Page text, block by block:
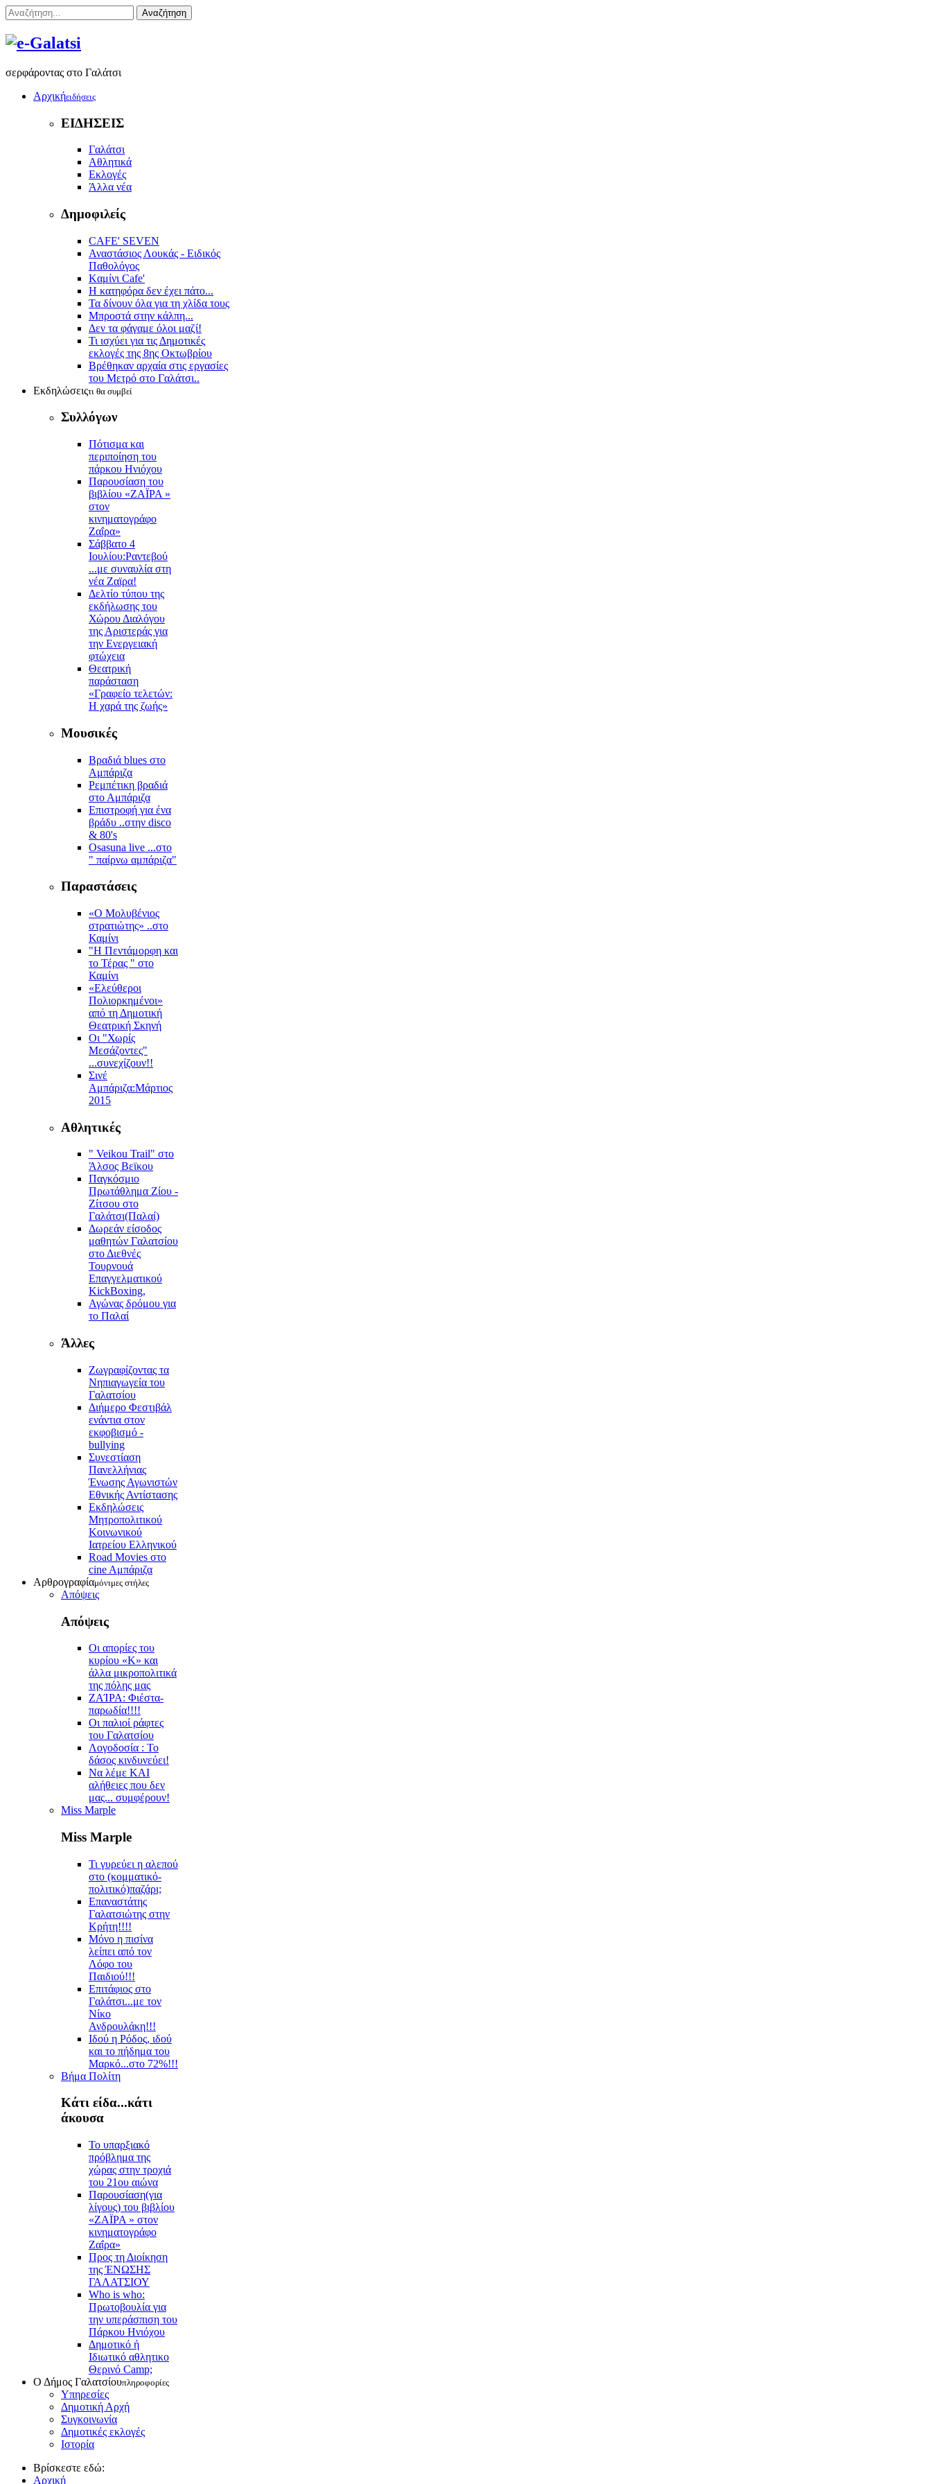
Αναζήτηση
σερφάροντας στο Γαλάτσι
Αρχικήειδήσεις
ΕΙΔΗΣΕΙΣ
Γαλάτσι
Αθλητικά
Εκλογές
Άλλα νέα
Δημοφιλείς
CAFE' SEVEN
Αναστάσιος Λουκάς - Ειδικός
Παθολόγος
Kαμίνι Cafe'
Η κατηφόρα δεν έχει πάτο...
Τα δίνουν όλα για τη χλίδα τους
Μπροστά στην κάλπη...
Δεν τα φάγαμε όλοι μαζί!
Τι ισχύει για τις Δημοτικές
εκλογές της 8ης Οκτωβρίου
Βρέθηκαν αρχαία στις εργασίες
του Μετρό στο Γαλάτσι..
Εκδηλώσειςτι θα συμβεί
Συλλόγων
Πότισμα και
περιποίηση του
πάρκου Ηνιόχου
Παρουσίαση του
βιβλίου «ΖΑΪΡΑ »
στον
κινηματογράφο
Ζαΐρα»
Σάββατο 4
Ιουλίου:Ραντεβού
...με συναυλία στη
νέα Ζαϊρα!
Δελτίο τύπου της
εκδήλωσης του
Χώρου Διαλόγου
της Αριστεράς για
την Ενεργειακή
φτώχεια
Θεατρική
παράσταση
«Γραφείο τελετών:
Η χαρά της ζωής»
Μουσικές
Βραδιά blues στο
Αμπάριζα
Ρεμπέτικη βραδιά
στο Αμπάριζα
Επιστροφή για ένα
βράδυ ..στην disco
& 80's
Osasuna live ...στο
" παίρνω αμπάριζα"
Παραστάσεις
«Ο Μολυβένιος
στρατιώτης» ..στο
Καμίνι
"Η Πεντάμορφη και
το Τέρας " στο
Καμίνι
«Ελεύθεροι
Πολιορκημένοι»
από τη Δημοτική
Θεατρική Σκηνή
Οι "Χωρίς
Μεσάζοντες"
...συνεχίζουν!!
Σινέ
Αμπάριζα:Mάρτιος
2015
Αθλητικές
" Veikou Trail" στο
Άλσος Βεϊκου
Παγκόσμιο
Πρωτάθλημα Ζίου -
Ζίτσου στο
Γαλάτσι(Παλαί)
Δωρεάν είσοδος
μαθητών Γαλατσίου
στο Διεθνές
Τουρνουά
Επαγγελματικού
KickBoxing,
Αγώνας δρόμου για
το Παλαί
Άλλες
Ζωγραφίζοντας τα
Νηπιαγωγεία του
Γαλατσίου
Διήμερο Φεστιβάλ
ενάντια στον
εκφοβισμό -
bullying
Συνεστίαση
Πανελλήνιας
Ένωσης Αγωνιστών
Εθνικής Αντίστασης
Εκδηλώσεις
Μητροπολιτικού
Κοινωνικού
Ιατρείου Ελληνικού
Road Movies στο
cine Aμπάριζα
Αρθρογραφίαμόνιμες στήλες
Απόψεις
Απόψεις
Οι απορίες του
κυρίου «Κ» και
άλλα μικροπολιτικά
της πόλης μας
ZAΊΡΑ: Φιέστα-
παρωδία!!!!
Οι παλιοί ράφτες
του Γαλατσίου
Λογοδοσία : Το
δάσος κινδυνεύει!
Να λέμε ΚΑΙ
αλήθειες που δεν
μας... συμφέρουν!
Miss Marple
Miss Marple
Τι γυρεύει η αλεπού
στο (κομματικό-
πολιτικό)παζάρι;
Επαναστάτης
Γαλατσιώτης στην
Κρήτη!!!!
Μόνο η πισίνα
λείπει από τον
Λόφο του
Παιδιού!!!
Επιτάφιος στο
Γαλάτσι...με τον
Νίκο
Ανδρουλάκη!!!
Ιδού η Ρόδος, ιδού
και το πήδημα του
Μαρκό...στο 72%!!!
Βήμα Πολίτη
Κάτι είδα...κάτι
άκουσα
Το υπαρξιακό
πρόβλημα της
χώρας στην τροχιά
του 21ου αιώνα
Παρουσίαση(για
λίγους) του βιβλίου
«ΖΑΪΡΑ » στον
κινηματογράφο
Ζαΐρα»
Προς τη Διοίκηση
της ΈΝΩΣΗΣ
ΓΑΛΑΤΣΙΟΥ
Who is who:
Πρωτοβουλία για
την υπεράσπιση του
Πάρκου Ηνιόχου
Δημοτικό ή
Ιδιωτικό αθλητικο
Θερινό Camp;
Ο Δήμος Γαλατσίουπληροφορίες
Υπηρεσίες
Δημοτική Αρχή
Συγκοινωνία
Δημοτικές εκλογές
Ιστορία
Βρίσκεστε εδώ:
Αρχική